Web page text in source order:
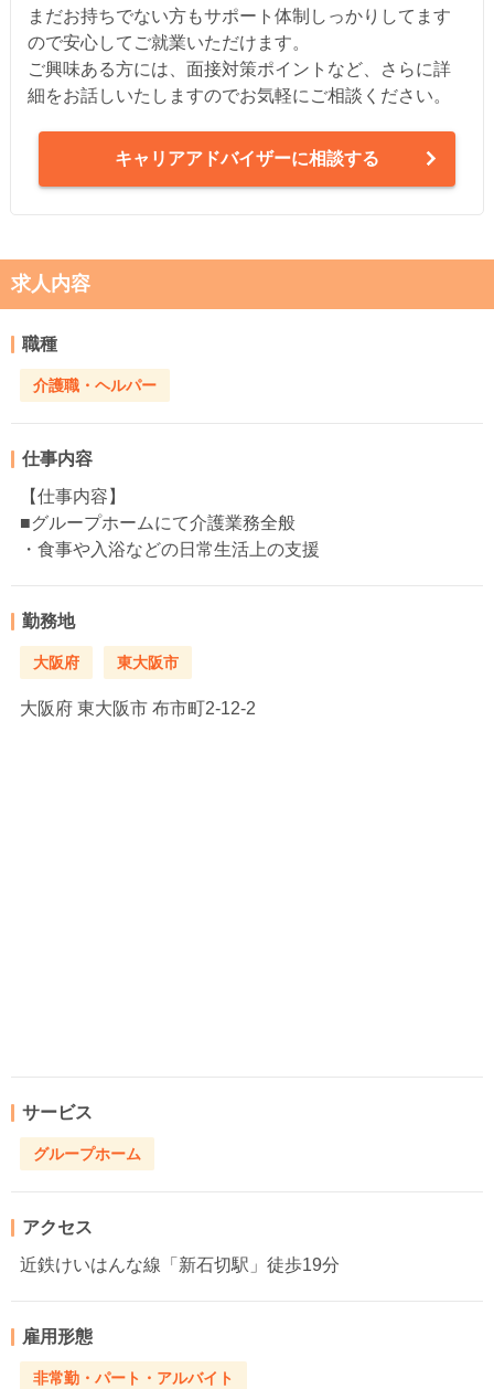
まだお持ちでない方もサポート体制しっかりしてます
ので安心してご就業いただけます。
ご興味ある方には、面接対策ポイントなど、さらに詳
細をお話しいたしますのでお気軽にご相談ください。
キャリアアドバイザーに相談する
求人内容
職種
介護職・ヘルパー
仕事内容
【仕事内容】
■グループホームにて介護業務全般
・食事や入浴などの日常生活上の支援
勤務地
大阪府 東大阪市
大阪府 東大阪市 布市町2-12-2
サービス
グループホーム
アクセス
近鉄けいはんな線「新石切駅」徒歩19分
雇用形態
非常勤・パート・アルバイト